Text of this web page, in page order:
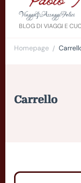
Viaggi&AssaggiFelici
BLOG DI VIAGGI E
Homepage /
Carrello